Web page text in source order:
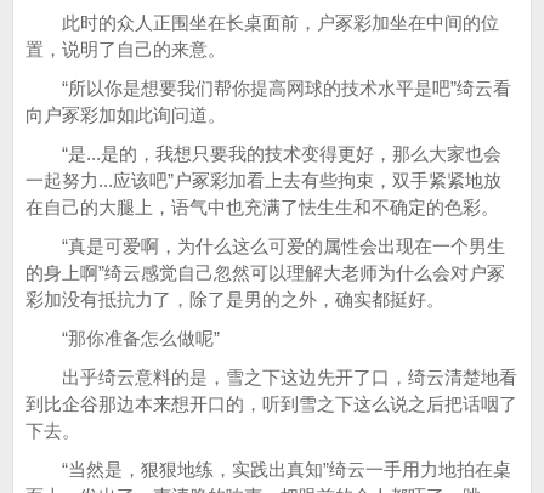
此时的众人正围坐在长桌面前，户冢彩加坐在中间的位
置，说明了自己的来意。
“所以你是想要我们帮你提高网球的技术水平是吧”绮云看
向户冢彩加如此询问道。
“是...是的，我想只要我的技术变得更好，那么大家也会
一起努力...应该吧”户冢彩加看上去有些拘束，双手紧紧地放
在自己的大腿上，语气中也充满了怯生生和不确定的色彩。
“真是可爱啊，为什么这么可爱的属性会出现在一个男生
的身上啊”绮云感觉自己忽然可以理解大老师为什么会对户冢
彩加没有抵抗力了，除了是男的之外，确实都挺好。
“那你准备怎么做呢”
出乎绮云意料的是，雪之下这边先开了口，绮云清楚地看
到比企谷那边本来想开口的，听到雪之下这么说之后把话咽了
下去。
“当然是，狠狠地练，实践出真知”绮云一手用力地拍在桌